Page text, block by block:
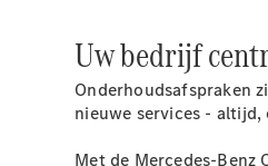
Uw bedrijf
Onderhoudsafspraken
nieuwe services -
Met de Mercedes-Benz